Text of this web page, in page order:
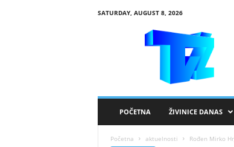
SATURDAY, AUGUST 8, 2026
POČETNA ŽIVINICE DANAS
Početna aktuelnosti Rođen Mirko